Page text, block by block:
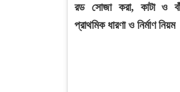
রড সোজা করা, কাটা ও
প্রাথমিক ধারণা ও নির্মাণ নিয়ম